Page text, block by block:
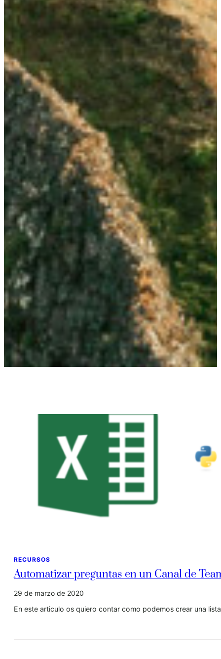
RECURSOS
Automatizar preguntas en un Canal de
29 de marzo de 2020
En este articulo os quiero contar como podemos crear una